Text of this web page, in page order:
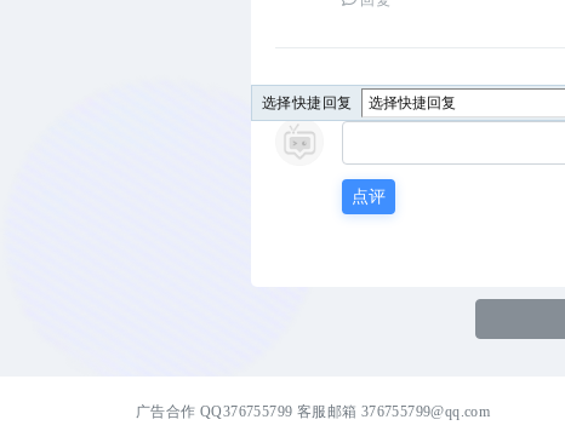
选择快捷回复
点评
广告合作 QQ376755799 客服邮箱 376755799@qq.com